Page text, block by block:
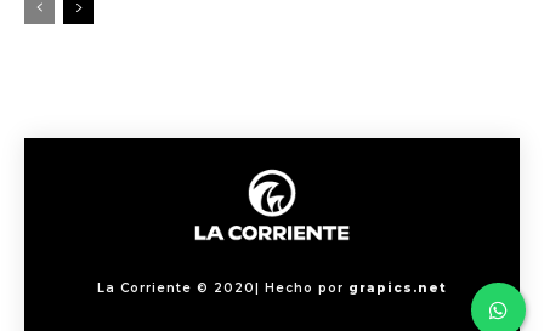
La Corriente © 2020| Hecho por grapics.net